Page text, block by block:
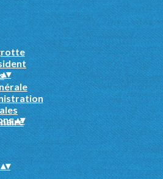
▴▾
▴▾
▴▾